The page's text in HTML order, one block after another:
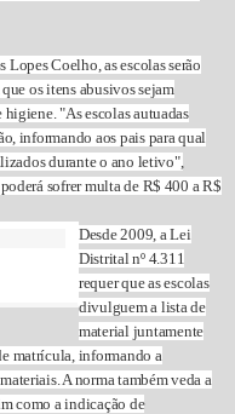
Coelho, as escolas serão
os itens abusivos sejam
"As escolas autuadas
informando aos pais para qual
durante o ano letivo",
sofrer multa de R$ 400 a R$
Desde 2009, a Lei
Distrital nº 4.311
requer que as escolas
divulguem a lista de
material juntamente
matrícula, informando a
A norma também veda a
como a indicação de